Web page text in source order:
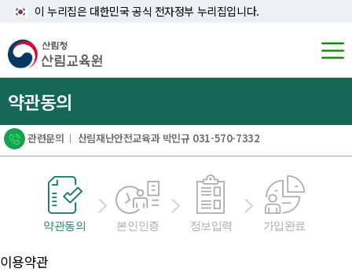
이 누리집은 대한민국 공식 전자정부 누리집입니다.
약관동의
관련문의 ㅣ 산림재난안전교육과 박민규 031-570-7332
약관동의 본인인증 정보입력 가입완료
이용약관